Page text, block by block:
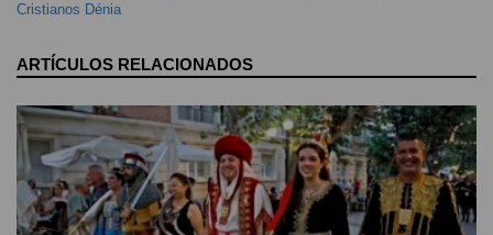
Cristianos Dénia
ARTÍCULOS RELACIONADOS